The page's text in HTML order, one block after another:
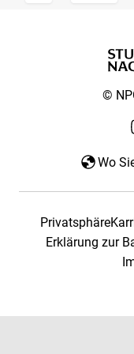
©
Wo
Privatsphäre
Erklärung zur